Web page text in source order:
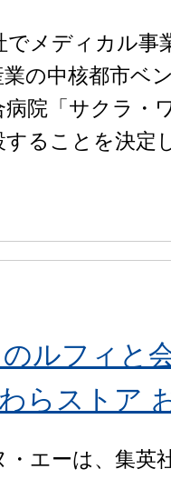
メディカル事
の中核都市ベ
院「サクラ・
ることを決定
のルフィ
らストア
エーは、集英